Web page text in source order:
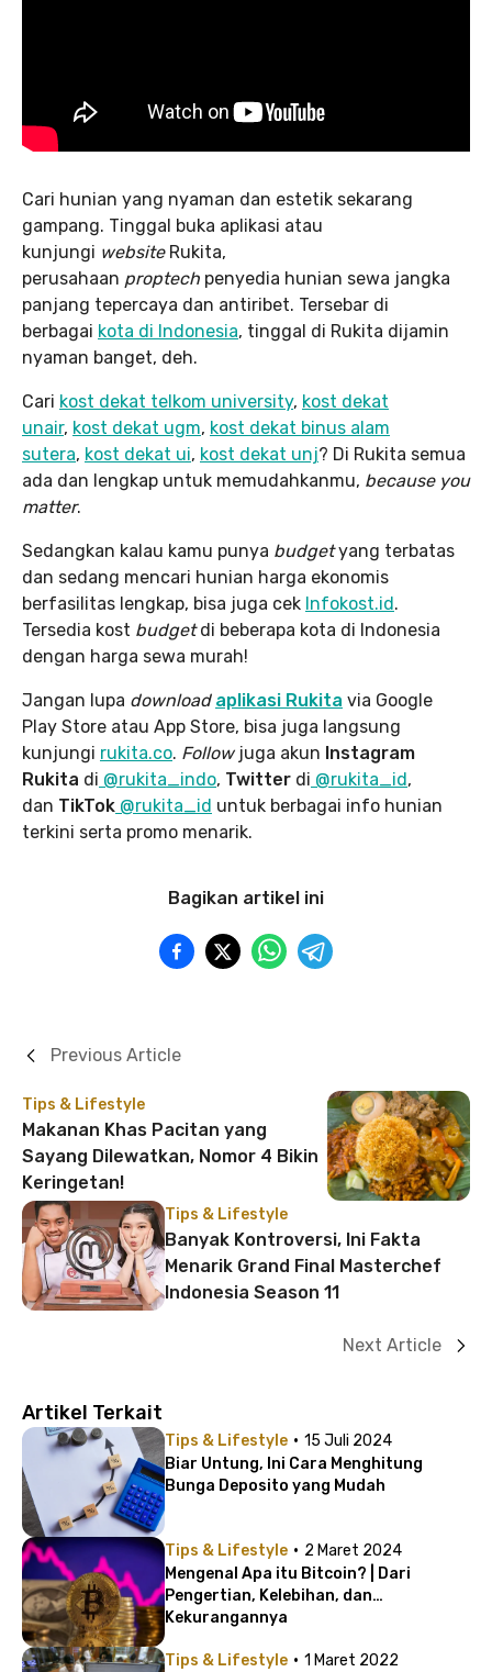
Cari hunian yang nyaman dan estetik sekarang
gampang. Tinggal buka aplikasi atau
kunjungi websiteRukita,
perusahaan proptech penyedia hunian sewa jangka
panjang tepercaya dan antiribet. Tersebar di
berbagai kota di Indonesia, tinggal di Rukita dijamin
nyaman banget, deh.
Cari kost dekat telkom university, kost dekat
unair, kost dekat ugm, kost dekat binus alam
sutera, kost dekat ui, kost dekat unj? Di Rukita semua
ada dan lengkap untuk memudahkanmu, because you
matter.
Sedangkan kalau kamu punya budgetyang terbatas
dan sedang mencari hunian harga ekonomis
berfasilitas lengkap, bisa juga cek Infokost.id .
Tersedia kost budgetdi beberapa kota di Indonesia
dengan harga sewa murah!
Jangan lupa download aplikasi Rukita via Google
Play Store atau App Store, bisa juga langsung
kunjungi rukita.co. Followjuga akun Instagram
Rukita di @rukita_indo, Twitter di @rukita_id ,
dan TikTok @rukita_id untuk berbagai info hunian
terkini serta promo menarik.
Bagikan artikel ini
Tips & Lifestyle
Makanan Khas Pacitan yang
Sayang Dilewatkan, Nomor 4 Bikin
Keringetan!
Previous Article
Tips & Lifestyle
Banyak Kontroversi, Ini Fakta
Menarik Grand Final Masterchef
Indonesia Season 11
Next Article
Artikel Terkait
Tips & Lifestyle · 15 Juli 2024
Biar Untung, Ini Cara Menghitung
Bunga Deposito yang Mudah
Tips & Lifestyle · 2 Maret 2024
Mengenal Apa itu Bitcoin? | Dari
Pengertian, Kelebihan, dan
Kekurangannya
Tips & Lifestyle · 1 Maret 2022